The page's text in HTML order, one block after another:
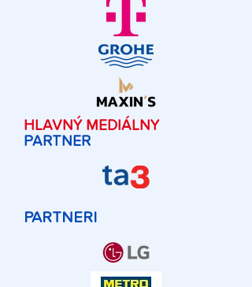
HLAVNÝ MEDIÁLNY
PARTNER
PARTNERI